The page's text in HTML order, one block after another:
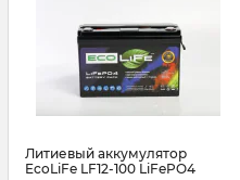
Литиевый аккумулятор
EcoLiFe LF12-100 LiFePO4